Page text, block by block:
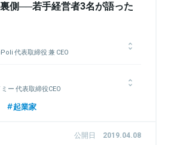
側──若手経営者3名が語った
代表取締役 兼 CEO
てふてふ』を開発し、毎日新聞社に事業売
年の衆院選で政治・行政と人々の距離が遠
2018年株式会社PoliPoliを設立。政策共創
』『PoliPoli Gov』などを開発・運営。
害情報への対策に関するワーキンググルー
ー 代表取締役CEO
身。高校時代に生徒会長を経験し、株式
ーンを始める。立教大学では、学生団体
で優勝し、創業メンバーと共にシリコンバ
起業家
公開日 2019.04.08